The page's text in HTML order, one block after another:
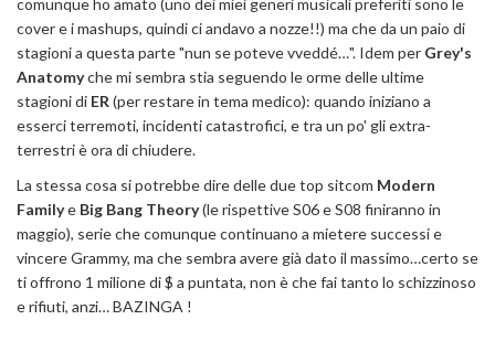
comunque ho amato (uno dei miei generi musicali preferiti sono le
cover e i mashups, quindi ci andavo a nozze!!) ma che da un paio di
stagioni a questa parte "nun se poteve vveddé…". Idem per Grey's
Anatomyche mi sembra stia seguendo le orme delle ultime
stagioni di ER(per restare in tema medico): quando iniziano a
esserci terremoti, incidenti catastrofici, e tra un po' gli extra-
terrestri è ora di chiudere.
La stessa cosa si potrebbe dire delle due top sitcom Modern
Familye Big Bang Theory(le rispettive S06 e S08 finiranno in
maggio), serie che comunque continuano a mietere successi e
vincere Grammy, ma che sembra avere già dato il massimo…certo se
ti offrono 1 milione di $ a puntata, non è che fai tanto lo schizzinoso
e rifiuti, anzi… BAZINGA !